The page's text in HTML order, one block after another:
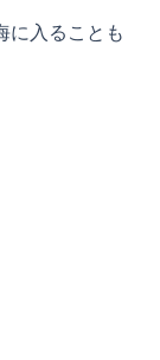
に入ることも